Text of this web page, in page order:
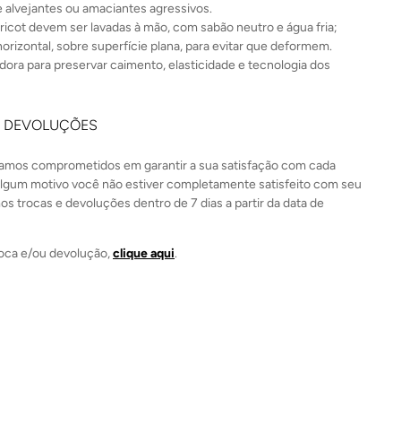
alvejantes ou amaciantes agressivos.
devem ser lavadas à mão, com sabão neutro e água fria;
sobre superfície plana, para evitar que deformem.
para preservar caimento, elasticidade e tecnologia dos
comprometidos em garantir a sua satisfação com cada
motivo você não estiver completamente satisfeito com seu
trocas e devoluções dentro de 7 dias a partir da data de
e/ou devolução,clique aqui.